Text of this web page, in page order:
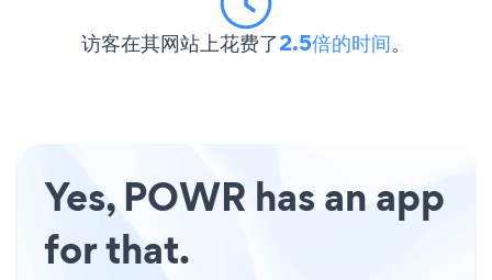
访客在其网站上花费了2.5倍的时间。
Yes, POWR has an app
for that.